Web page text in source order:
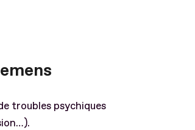
troubles psychiques